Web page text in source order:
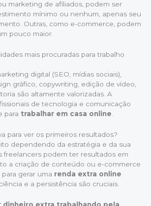
marketing de afiliados, podem ser
mínimo ou nenhum, apenas seu
Outras, como e-commerce, podem
pouco maior.
mais procuradas para trabalho
digital (SEO, mídias sociais),
gráfico, copywriting, edição de vídeo,
são altamente valorizadas. A
de tecnologia e comunicação
para trabalhar em casa online.
para ver os primeiros resultados?
dependendo da estratégia e da sua
freelancers podem ter resultados em
a criação de conteúdo ou e-commerce
gerar uma renda extra online
e a persistência são cruciais.